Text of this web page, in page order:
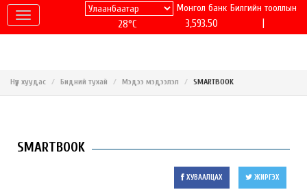
28°C
Монгол банк
3,593.50
Билгийн тооллын
Нүүр хуудас Бидний тухай Мэдээ мэдээлэл SMARTBOOK
SMARTBOOK
ХУВААЛЦАХ ЖИРГЭХ